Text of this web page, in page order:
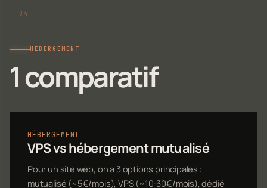
HÉBERGEMENT
1 comparatif
HÉBERGEMENT
VPS vs hébergement mutualisé
Pour un site web, on a 3 options principales :
mutualisé (~5€/mois), VPS (~10-30€/mois), dédié